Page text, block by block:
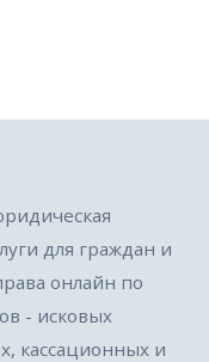
для граждан и
онлайн по
- исковых
кассационных и